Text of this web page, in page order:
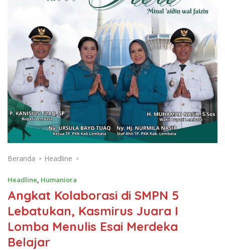
Beranda Headline
Headline, Humaniora
Angkat Kolaborasi di SMPN 5
Lebatukan, Kasmirus Juara I
Lomba Menulis Esai Merdeka
Belajar